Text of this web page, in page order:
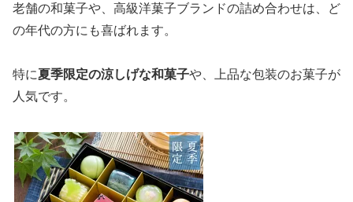
老舗の和菓子や、高級洋菓子ブランドの詰め合わせは、ど
の年代の方にも喜ばれます。
特に夏季限定の涼しげな和菓子や、上品な包装のお菓子が
人気です。